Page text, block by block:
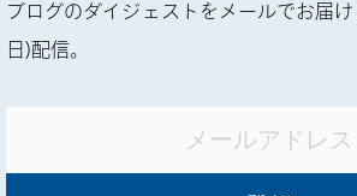
ブログのダイジェストをメールでお届
日)配信。